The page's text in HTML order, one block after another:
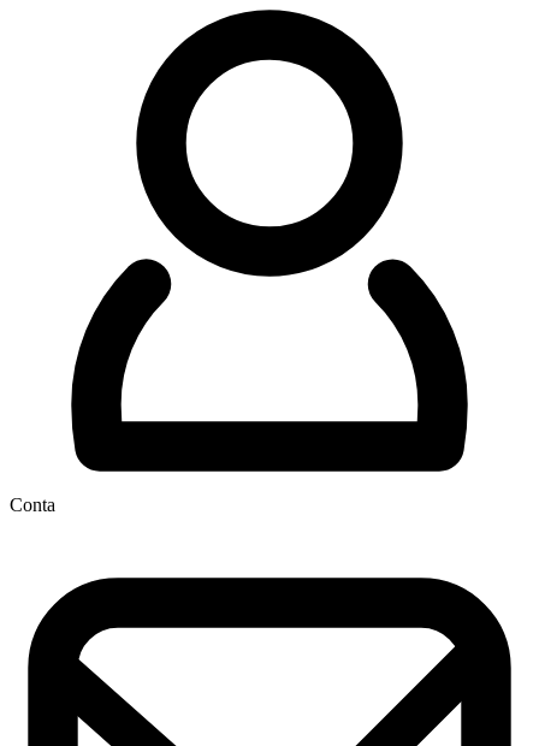
Conta